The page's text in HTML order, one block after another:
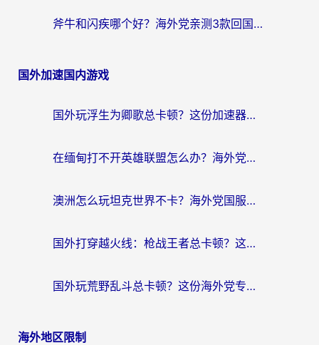
斧牛和闪疾哪个好？海外党亲测3款回国加速器，教你选到不踩坑的那一款
国外加速国内游戏
国外玩浮生为卿歌总卡顿？这份加速器选择指南帮你找回丝滑体验
在缅甸打不开英雄联盟怎么办？海外党亲测有效的国服游戏加速指南
澳洲怎么玩坦克世界不卡？海外党国服游戏加速终极指南（附逆战奇妙碰碰车解决方案）
国外打穿越火线：枪战王者总卡顿？这篇加速器推荐下载指南帮你解决延迟难题
国外玩荒野乱斗总卡顿？这份海外党专属的国服游戏加速攻略请收好
海外地区限制